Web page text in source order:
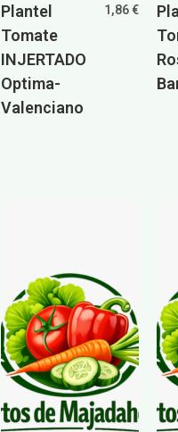
Plantel
Tomate
INJERTADO
Optima-
Valenciano
1,86€